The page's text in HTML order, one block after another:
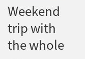
Weekend
trip with
the whole